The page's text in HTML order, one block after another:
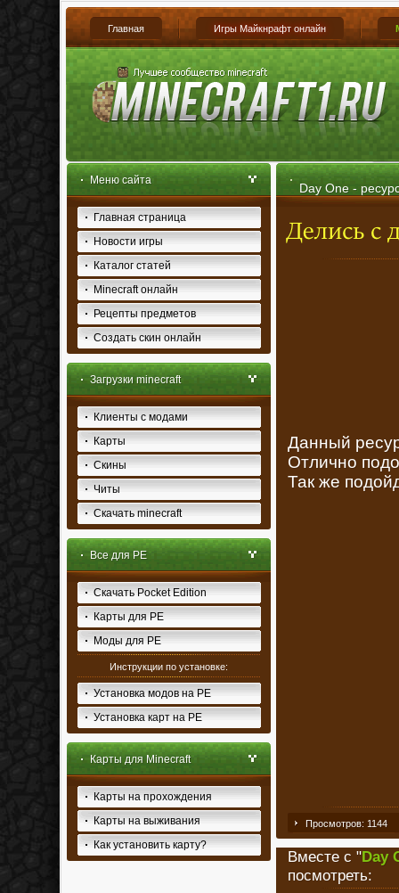
Главная Игры Майкнрафт онлайн
Меню сайта
Главная страница
Новости игры
Каталог статей
Minecraft онлайн
Рецепты предметов
Создать скин онлайн
Загрузки minecraft
Клиенты с модами
Карты
Скины
Читы
Скачать minecraft
Все для PE
Скачать Pocket Edition
Карты для PE
Моды для PE
Инструкции по установке:
Установка модов на PE
Установка карт на PE
Карты для Minecraft
Карты на прохождения
Карты на выживания
Как установить карту?
Day One -
Данный
Отлично
Так же
Просмотров: 1144
Вместе с "Day
посмотреть: